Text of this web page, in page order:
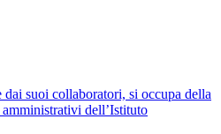
suoi collaboratori, si occupa della
dell’Istituto